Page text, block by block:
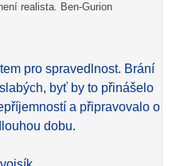
realista. Ben-Gurion
pro spravedlnost. Brání
byť by to přinášelo
a připravovalo o
dobu.